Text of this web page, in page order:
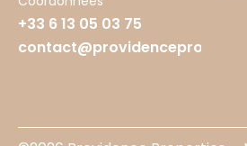
+33 6 13 05 03 75